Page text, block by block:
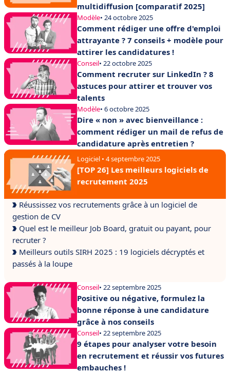
multidiffusion [comparatif 2025]
Modèle• 24 octobre 2025
Comment rédiger une offre d'emploi
attrayante ? 7 conseils + modèle pour
attirer les candidatures !
Conseil• 22 octobre 2025
Comment recruter sur LinkedIn ? 8
astuces pour attirer et trouver vos
talents
Modèle• 6 octobre 2025
Dire « non » avec bienveillance :
comment rédiger un mail de refus de
candidature après entretien ?
Logiciel • 4 septembre 2025
[TOP 26] Les meilleurs logiciels de
recrutement 2025
Réussissez vos recrutements grâce à un logiciel de
gestion de CV
Quel est le meilleur Job Board, gratuit ou payant, pour
recruter ?
Meilleurs outils SIRH 2025 : 19 logiciels décryptés et
passés à la loupe
Conseil• 22 septembre 2025
Positive ou négative, formulez la
bonne réponse à une candidature
grâce à nos conseils
Conseil• 22 septembre 2025
9 étapes pour analyser votre besoin
en recrutement et réussir vos futures
embauches !